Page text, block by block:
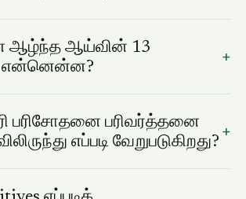
ஆழ்ந்த ஆய்வின் 13
என்னென்ன?
+
Receivable, கடனீந்தோர் / Accounts
வருமானம், செலவு பகுப்பாய்வு, நிலையான
பரிசோதனை பரிவர்த்தனை
எப்படி வேறுபடுகிறது?
+